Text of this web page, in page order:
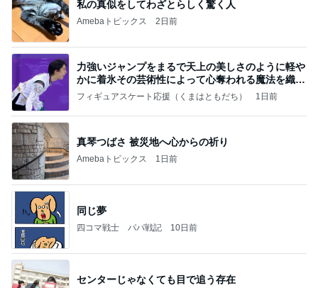
私の真似をしてわざとらしく驚く人
Amebaトピックス 2日前
力強いジャンプをまるで天上の美しさのように軽や
かに着氷その芸術性によって心奪われる魔法を織り
なす
フィギュアスケート応援（くまはともだち） 1日前
真琴つばさ 被災地へ心からの祈り
Amebaトピックス 1日前
同じ夢
四コマ戦士 パパ戦記 10日前
センターじゃなくても目で追う存在